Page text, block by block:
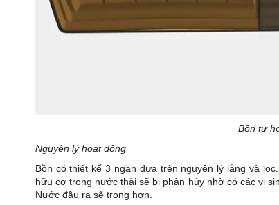
Bồn tự
Nguyên lý hoạt động
Bồn có thiết kế 3 ngăn dựa trên nguyên lý lắng và
hữu cơ trong nước thải sẽ bị phân hủy nhờ có các vi
Nước đầu ra sẽ trong hơn.